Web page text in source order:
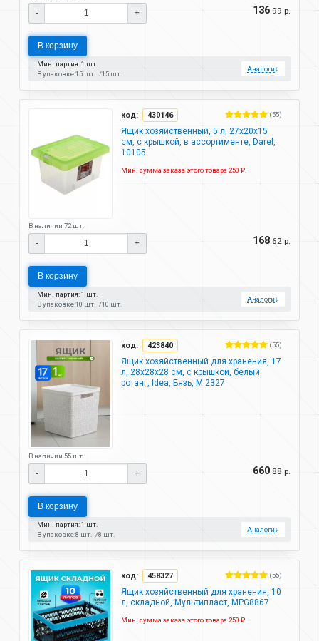
- + 136 .99 р.
В корзину
Мин. партия: 1 шт.
В упаковке:15 шт. 15 шт.
Аналоги↓
код: 430146 (55)
Ящик хозяйственный, 5 л, 27х20х15
см, с крышкой, в ассортименте, Darel,
10105
Мин. сумма заказа этого товара 250 ₽.
В наличии 72 шт.
- + 168 .62 р.
В корзину
Мин. партия: 1 шт.
В упаковке:10 шт. 10 шт.
Аналоги↓
код: 423840 (55)
Ящик хозяйственный для хранения, 17
л, 28х28х28 см, с крышкой, белый
ротанг, Idea, Бязь, М 2327
В наличии 55 шт.
- + 660 .88 р.
В корзину
Мин. партия: 1 шт.
В упаковке:8 шт. 8 шт.
Аналоги↓
код: 458327 (55)
Ящик хозяйственный для хранения, 10
л, складной, Мультипласт, MPG8867
Мин. сумма заказа этого товара 250 ₽.